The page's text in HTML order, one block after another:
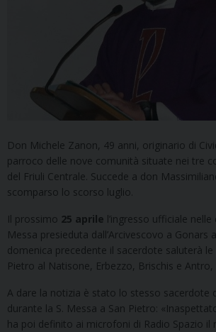
Don Michele Zanon, 49 anni, originario di
parroco delle nove comunità situate nei tre
del Friuli Centrale. Succede a don
scomparso lo scorso luglio.
Il prossimo 25 aprile l’ingresso ufficiale
Messa presieduta dall’Arcivescovo a Gonars
domenica precedente il sacerdote saluterà le
Pietro al Natisone, Erbezzo, Brischis e Antro,
A dare la notizia è stato lo stesso sacerdote
durante la S. Messa a San Pietro:
ha poi definito ai microfoni di Radio Spazio il